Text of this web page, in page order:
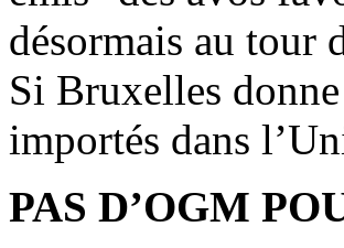
désormais au tour
Si Bruxelles
importés dans
PAS D’OGM